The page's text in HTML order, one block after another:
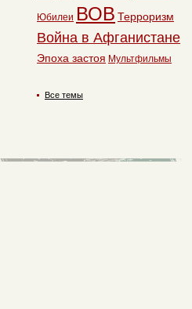
Юбилеи ВОВ Терроризм
Война в Афганистане
Эпоха застоя Мультфильмы
Все темы